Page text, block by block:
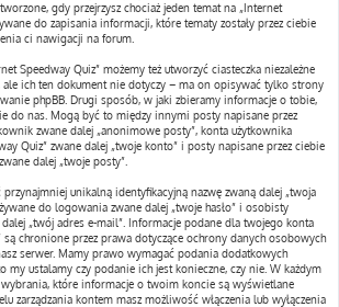
gdy przejrzysz chociaż jeden temat na „Internet
do zapisania informacji, które tematy zostały przez ciebie
ci nawigacji na forum.
Speedway Quiz” możemy też utworzyć ciasteczka niezależne
ich ten dokument nie dotyczy – ma on opisywać tylko strony
phpBB. Drugi sposób, w jaki zbieramy informacje o tobie,
do nas. Mogą być to między innymi posty napisane przez
zwane dalej „anonimowe posty”, konta użytkownika
Quiz” zwane dalej „twoje konto” i posty napisane przez ciebie
dalej „twoje posty”.
unikalną identyfikacyjną nazwę zwaną dalej „twoja
do logowania zwane dalej „twoje hasło” i osobisty
„twój adres e-mail”. Informacje podane dla twojego konta
są chronione przez prawa dotyczące ochrony danych osobowych
serwer. Mamy prawo wymagać podania dodatkowych
my ustalamy czy podanie ich jest konieczne, czy nie. W każdym
które informacje o twoim koncie są wyświetlane
zarządzania kontem masz możliwość włączenia lub wyłączenia